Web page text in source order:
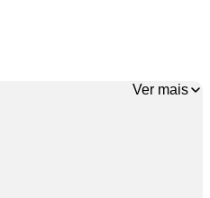
Ver mais